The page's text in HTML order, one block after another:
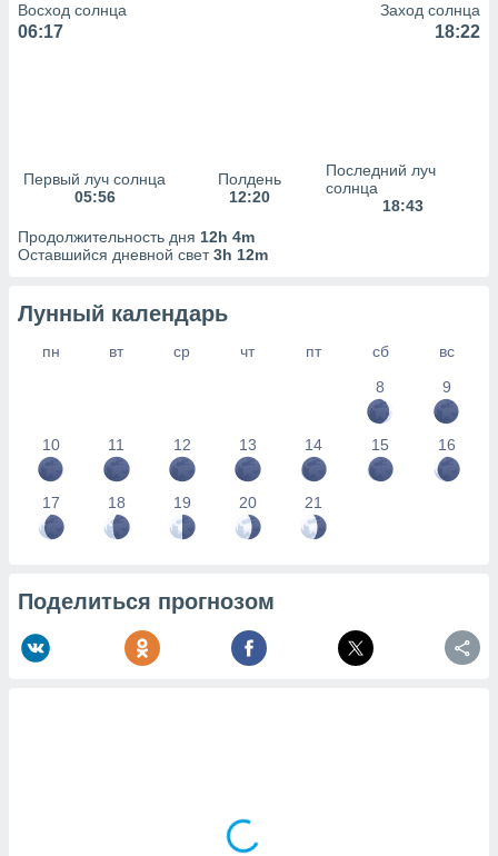
сведения
Восход солнца
06:17
Заход солнца
18:22
Первый луч солнца
05:56
Полдень
12:20
Последний луч
солнца
18:43
Продолжительность дня 12h 4m
Оставшийся дневной свет3h 12m
Лунный календарь
пн вт ср чт пт сб
вс
8
9
10 11 12 13 14 15 16
17 18 19 20 21
Поделиться прогнозом